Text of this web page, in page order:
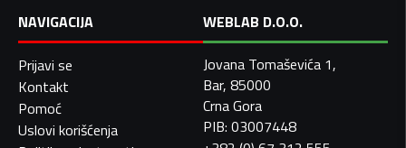
NAVIGACIJA
Prijavi se
Kontakt
Pomoć
Uslovi korišćenja
WEBLAB D.O.O.
Jovana Tomaševića 1,
Bar, 85000
Crna Gora
PIB: 03007448